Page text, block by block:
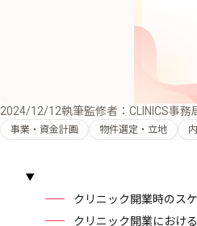
2024/12/12執筆監修者：CLINICS事務
事業・資金計画 物件選定・立地
クリニック開業時のス
クリニック開業におけ